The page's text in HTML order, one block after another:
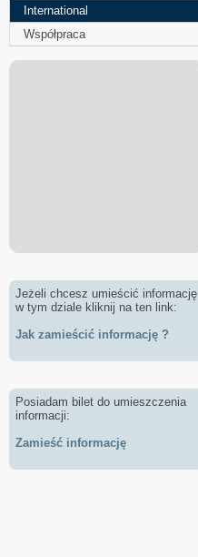
International
Współpraca
Jeżeli chcesz umieścić informację
w tym dziale kliknij na ten link:
Jak zamieścić informację ?
Posiadam bilet do umieszczenia
informacji:
Zamieść informację